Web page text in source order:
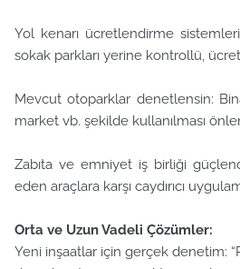
Yol kenarı ücretlendirme sistemleri
sokak parkları yerine kontrollü,
Mevcut otoparklar denetlensin:
market vb. şekilde kullanılması
Zabıta ve emniyet iş birliği
eden araçlara karşı caydırıcı
Orta ve Uzun Vadeli Çözümler:
Yeni inşaatlar için gerçek denetim: